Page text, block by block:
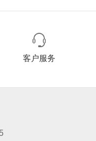
客户服务